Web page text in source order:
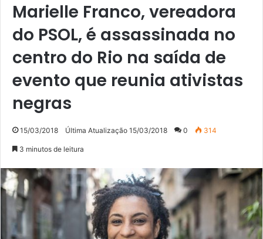
Marielle Franco, vereadora
do PSOL, é assassinada no
centro do Rio na saída de
evento que reunia ativistas
negras
15/03/2018 Última Atualização 15/03/2018 0 314
3 minutos de leitura